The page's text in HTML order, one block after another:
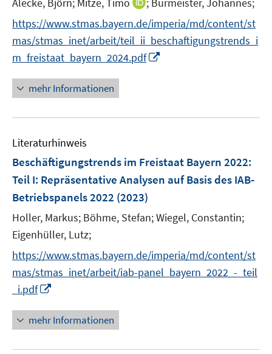
f
f
n
e
n
r
ö
f
n
e
n
n
n
e
u
e
t
e
r
ö
f
n
e
n
https://www.stmas.bayern.de/imperia/md/content/st
mas/stmas_inet/arbeit/teil_ii_beschaftigungstrends_i
m_freistaat_bayern_2024.pdf
u
F
n
t
ö
f
mehr Informationen
Literaturhinweis
Beschäftigungstrends im Freistaat Bayern 2022:
Teil I: Repräsentative Analysen auf Basis des IAB-
Betriebspanels 2022 (2023)
Holler, Markus; Böhme, Stefan;Wiegel, Constantin;
Eigenhüller, Lutz;
https://www.stmas.bayern.de/imperia/md/content/st
mas/stmas_inet/arbeit/iab-panel_bayern_2022_-_teil
_i.pdf
n
e
u
mehr Informationen